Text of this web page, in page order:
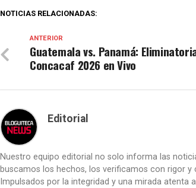
NOTICIAS RELACIONADAS:
ANTERIOR
Guatemala vs. Panamá:
Concacaf 2026 en Vivo
Editorial
Nuestro equipo editorial no solo informa las
buscamos los hechos, los verificamos con rigor
Impulsados por la integridad y una mirada